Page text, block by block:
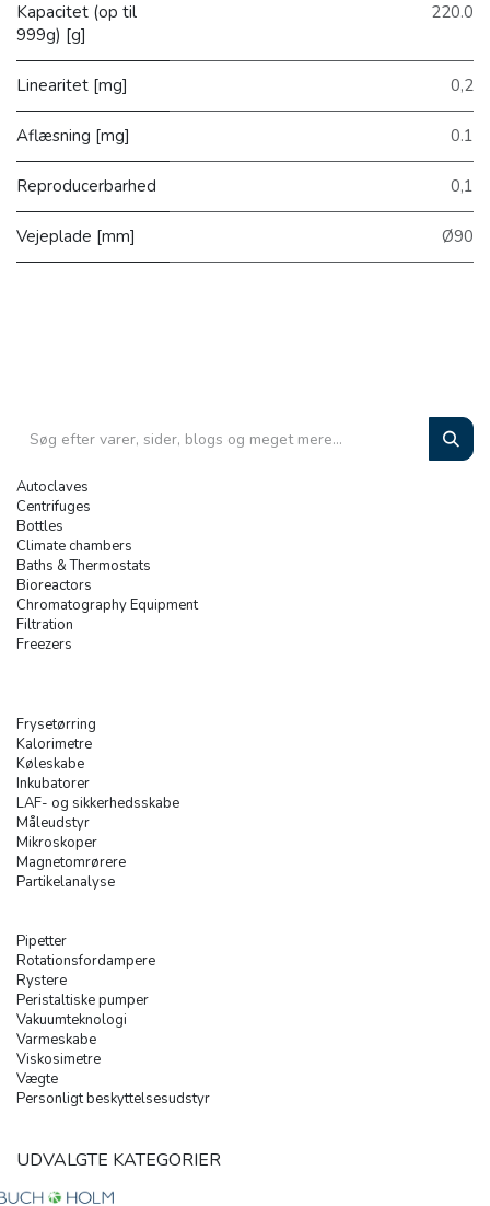
Kapacitet (op til
999g) [g]
220.0
Linearitet [mg] 0,2
Aflæsning [mg] 0.1
Reproducerbarhed 0,1
Vejeplade [mm] Ø90
Autoclaves
Centrifuges
Bottles
Climate chambers
Baths & Thermostats
Bioreactors
Chromatography Equipment
Filtration
Freezers
Frysetørring
Kalorimetre
Køleskabe
Inkubatorer
LAF- og sikkerhedsskabe
Måleudstyr
Mikroskoper
Magnetomrørere
Partikelanalyse
Pipetter
Rotationsfordampere
Rystere
Peristaltiske pumper
Vakuumteknologi
Varmeskabe
Viskosimetre
Vægte
Personligt beskyttelsesudstyr
UDVALGTE KATEGORIER